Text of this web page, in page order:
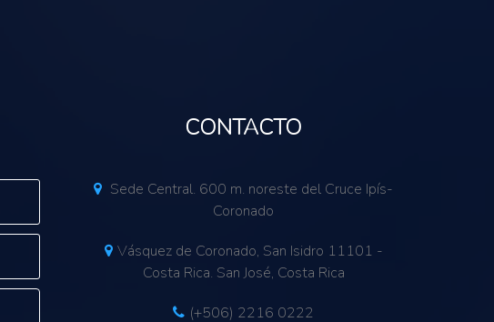
CONTACTO
Sede Central. 600 m. noreste del Cruce Ipís-
Coronado
Vásquez de Coronado, San Isidro 11101 -
Costa Rica. San José, Costa Rica
(+506) 2216 0222